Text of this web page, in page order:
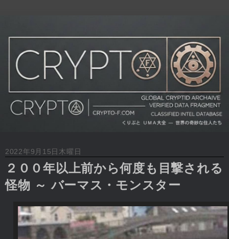
2022年9月15日木曜日
２００年以上前から何度も目撃される
怪物 ～ バーマス・モンスター